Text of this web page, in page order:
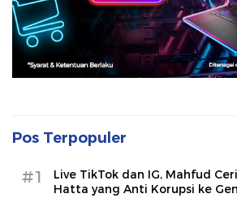
Pos Terpopuler
#1
Live TikTok dan IG, Mahfud
Hatta yang Anti Korupsi ke